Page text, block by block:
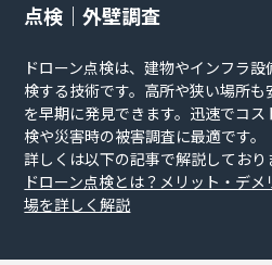
点検｜外壁調査
ドローン点検は、建物やインフラ
検する技術です。高所や狭い場所
を早期に発見できます。迅速でコ
検や災害時の被害調査に最適です。
詳しくは以下の記事で解説しており
ドローン点検とは？メリット・デ
場を詳しく解説